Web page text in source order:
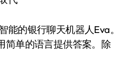
的银行聊天机器人Eva。
简单的语言提供答案。除